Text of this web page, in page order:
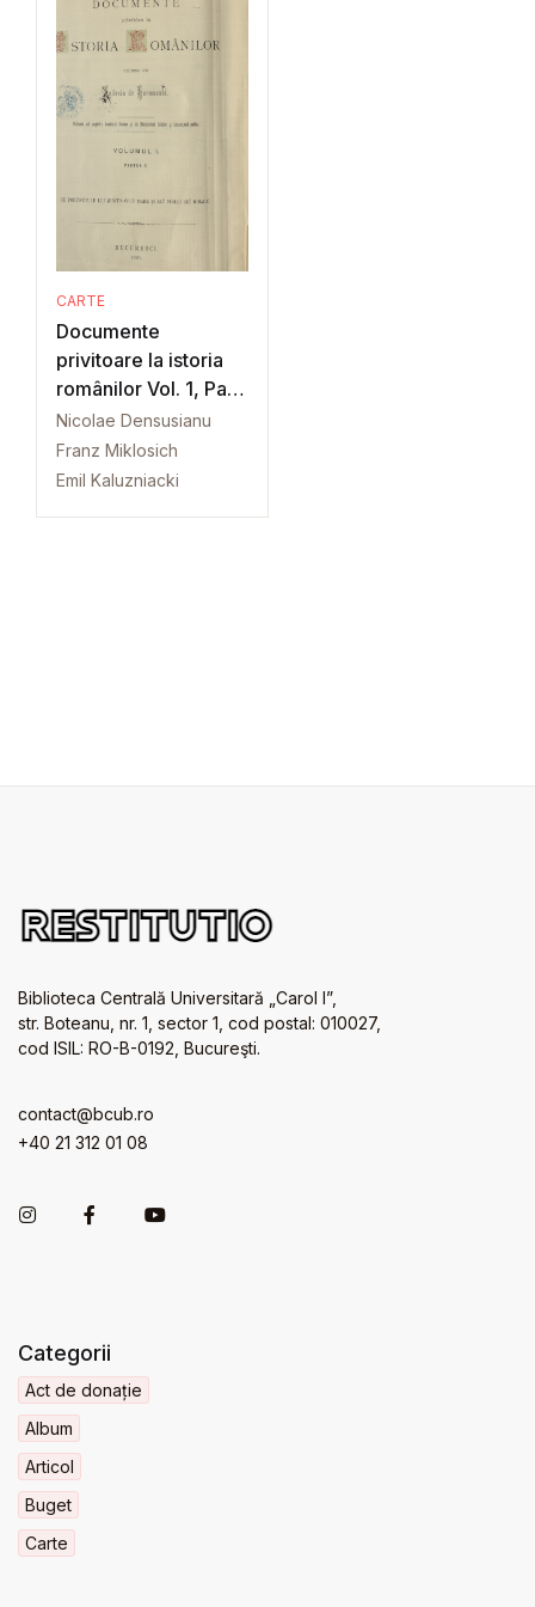
CARTE
Documente
privitoare la istoria
românilor Vol. 1, Part.
2
Nicolae Densusianu
Franz Miklosich
Emil Kaluzniacki
Biblioteca Centrală Universitară „Carol I”,
str. Boteanu, nr. 1, sector 1, cod postal: 010027,
cod ISIL: RO-B-0192, Bucureşti.
contact@bcub.ro
+40 21 312 01 08
Categorii
Act de donație
Album
Articol
Buget
Carte